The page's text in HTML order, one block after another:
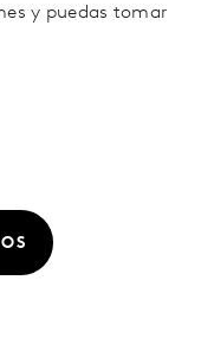
y puedas tomar